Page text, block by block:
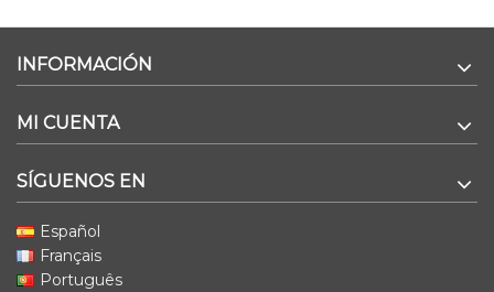
INFORMACIÓN
MI CUENTA
SÍGUENOS EN
Español
Français
Português